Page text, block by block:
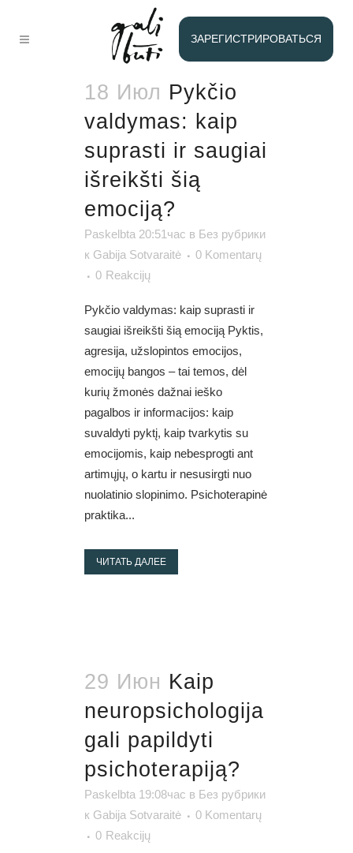
ЗАРЕГИСТРИРОВАТЬСЯ
БЕЗ
РУБРИКИ
18 Июл Pykčio
valdymas: kaip
suprasti ir saugiai
išreikšti šią
emociją?
Paskelbta 20:51час в Без рубрики
к Gabija Sotvaraitė
0 Komentarų
0 Reakcijų
Pykčio valdymas: kaip suprasti ir
saugiai išreikšti šią emociją Pyktis,
agresija, užslopintos emocijos,
emocijų bangos – tai temos, dėl
kurių žmonės dažnai ieško
pagalbos ir informacijos: kaip
suvaldyti pyktį, kaip tvarkytis su
emocijomis, kaip nebesprogti ant
artimųjų, o kartu ir nesusirgti nuo
nuolatinio slopinimo. Psichoterapinė
praktika...
ЧИТАТЬ ДАЛЕЕ
29 Июн Kaip
neuropsichologija
gali papildyti
psichoterapiją?
Paskelbta 19:08час в Без рубрики
к Gabija Sotvaraitė
0 Komentarų
0 Reakcijų